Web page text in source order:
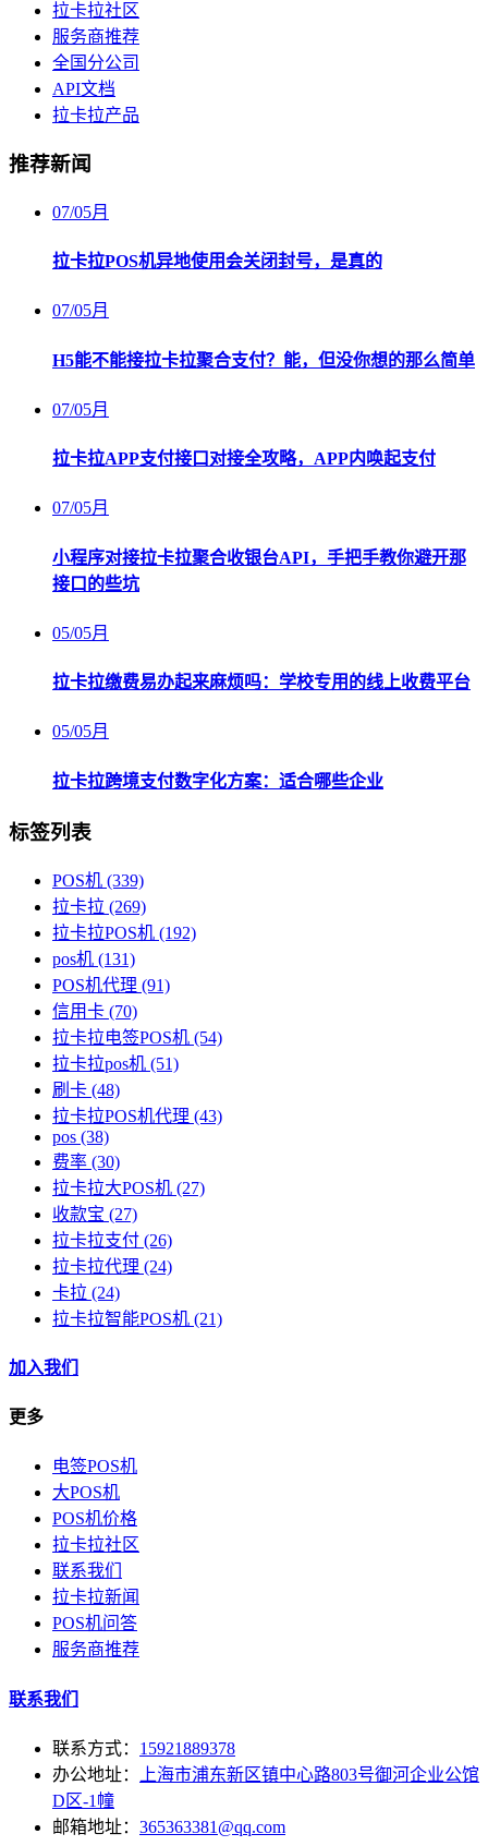
拉卡拉社区
服务商推荐
全国分公司
API文档
拉卡拉产品
推荐新闻
07/05月
拉卡拉POS机异地使用会关闭封号，是真的
07/05月
H5能不能接拉卡拉聚合支付？能，但没你想的那么简单
07/05月
拉卡拉APP支付接口对接全攻略，APP内唤起支付
07/05月
小程序对接拉卡拉聚合收银台API，手把手教你避开那
接口的些坑
05/05月
拉卡拉缴费易办起来麻烦吗：学校专用的线上收费平台
05/05月
拉卡拉跨境支付数字化方案：适合哪些企业
标签列表
POS机 (339)
拉卡拉 (269)
拉卡拉POS机 (192)
pos机 (131)
POS机代理 (91)
信用卡 (70)
拉卡拉电签POS机 (54)
拉卡拉pos机 (51)
刷卡 (48)
拉卡拉POS机代理 (43)
pos (38)
费率 (30)
拉卡拉大POS机 (27)
收款宝 (27)
拉卡拉支付 (26)
拉卡拉代理 (24)
卡拉 (24)
拉卡拉智能POS机 (21)
加入我们
更多
电签POS机
大POS机
POS机价格
拉卡拉社区
联系我们
拉卡拉新闻
POS机问答
服务商推荐
联系我们
联系方式： 15921889378
办公地址：
上海市浦东新区镇中心路803号御河企业公馆
D区-1幢
邮箱地址： 365363381@qq.com